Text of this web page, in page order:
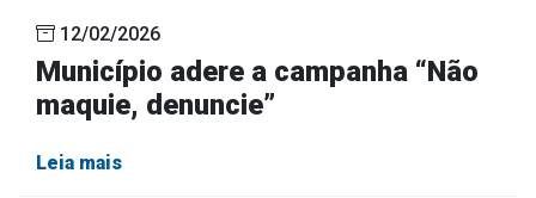
12/02/2026
Município adere a campanha “Não
maquie, denuncie”
Leia mais